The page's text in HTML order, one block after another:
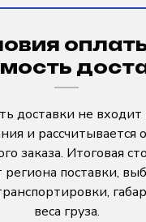
доставки не
и рассчитывается
заказа. Итоговая
региона поставки,
веса груза.